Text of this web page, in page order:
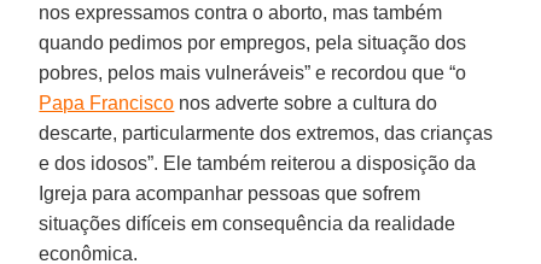
nos expressamos contra o aborto, mas também
quando pedimos por empregos, pela situação dos
pobres, pelos mais vulneráveis” e recordou que “o
Papa Francisco nos adverte sobre a cultura do
descarte, particularmente dos extremos, das crianças
e dos idosos”. Ele também reiterou a disposição da
Igreja para acompanhar pessoas que sofrem
situações difíceis em consequência da realidade
econômica.